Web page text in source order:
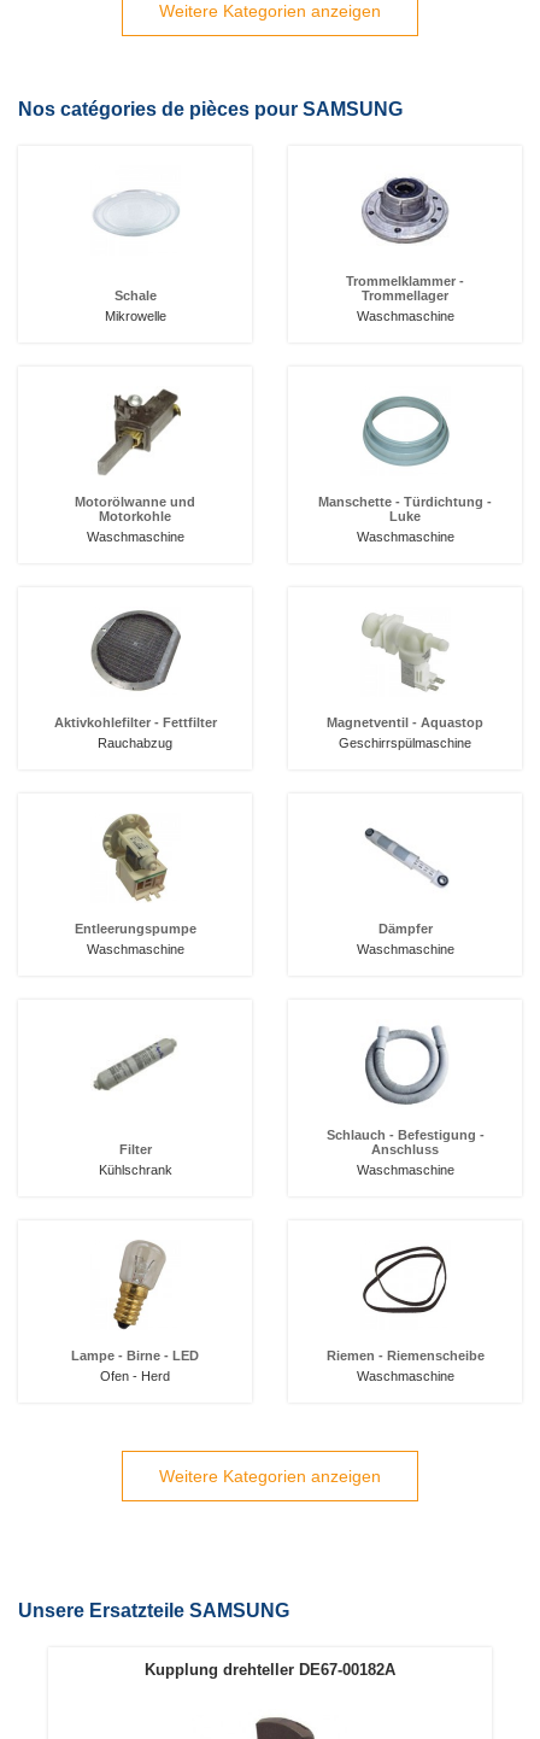
Weitere Kategorien anzeigen
Nos catégories de pièces pour SAMSUNG
Schale
Mikrowelle
Trommelklammer -
Trommellager
Waschmaschine
Motorölwanne und
Motorkohle
Waschmaschine
Manschette - Türdichtung -
Luke
Waschmaschine
Aktivkohlefilter - Fettfilter
Rauchabzug
Magnetventil - Aquastop
Geschirrspülmaschine
Entleerungspumpe
Waschmaschine
Dämpfer
Waschmaschine
Filter
Kühlschrank
Schlauch - Befestigung -
Anschluss
Waschmaschine
Lampe - Birne - LED
Ofen - Herd
Riemen - Riemenscheibe
Waschmaschine
Weitere Kategorien anzeigen
Unsere Ersatzteile SAMSUNG
Kupplung drehteller DE67-00182A